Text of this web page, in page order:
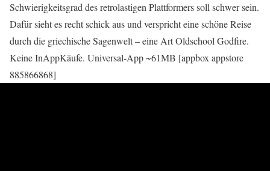
Schwierigkeitsgrad des retrolastigen Plattformers soll schwer sein.
Dafür sieht es recht schick aus und verspricht eine schöne Reise
durch die griechische Sagenwelt – eine Art Oldschool Godfire.
Keine InAppKäufe. Universal-App ~61MB [appbox appstore
885866868]